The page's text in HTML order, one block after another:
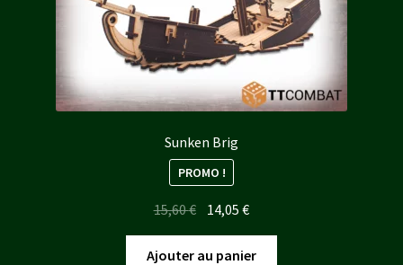
Sunken Brig
PROMO !
15,60€ Le
initial
14,05€Le
actuel
Ajouter au panier